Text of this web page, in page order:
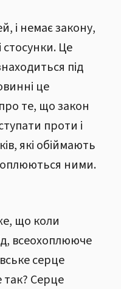
і немає закону,
стосунки. Це
під
це
те, що закон
проти і
які обіймають
ними.
що коли
всеохоплююче
серце
так? Серце